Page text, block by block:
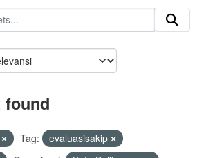
found
Tag:
evaluasisakip